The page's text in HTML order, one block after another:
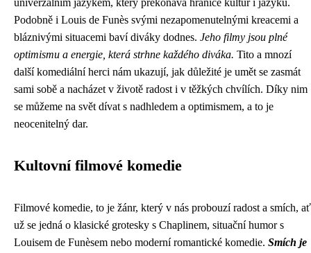
univerzálním jazykem, který překonává hranice kultur i jazyků.
Podobně i Louis de Funès svými nezapomenutelnými kreacemi a
bláznivými situacemi baví diváky dodnes. Jeho filmy jsou plné
optimismu a energie, která strhne každého diváka. Tito a mnozí
další komediální herci nám ukazují, jak důležité je umět se zasmát
sami sobě a nacházet v životě radost i v těžkých chvílích. Díky nim
se můžeme na svět dívat s nadhledem a optimismem, a to je
neocenitelný dar.
Kultovní filmové komedie
Filmové komedie, to je žánr, který v nás probouzí radost a smích, ať
už se jedná o klasické grotesky s Chaplinem, situační humor s
Louisem de Funèsem nebo moderní romantické komedie. Smích je